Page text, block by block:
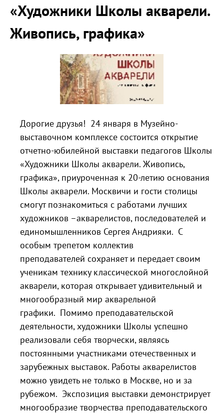
«Художники Школы акварели.
Живопись, графика»
Дорогие друзья! 24 января в Музейно-
выставочном комплексе состоится открытие
отчетно-юбилейной выставки педагогов Школы
«Художники Школы акварели. Живопись,
графика», приуроченная к 20-летию основания
Школы акварели. Москвичи и гости столицы
смогут познакомиться с работами лучших
художников –акварелистов, последователей и
единомышленников Сергея Андрияки. С
особым трепетом коллектив
преподавателей сохраняет и передает своим
ученикам технику классической многослойной
акварели, которая открывает удивительный и
многообразный мир акварельной
графики. Помимо преподавательской
деятельности, художники Школы успешно
реализовали себя творчески, являясь
постоянными участниками отечественных и
зарубежных выставок. Работы акварелистов
можно увидеть не только в Москве, но и за
рубежом. Экспозиция выставки демонстрирует
многообразие творчества преподавательского